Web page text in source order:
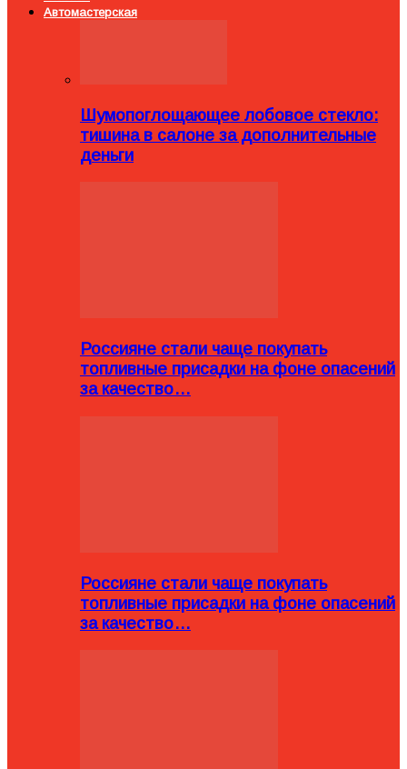
Автомастерская
Шумопоглощающее лобовое стекло:
тишина в салоне за дополнительные
деньги
Россияне стали чаще покупать
топливные присадки на фоне опасений
за качество…
Россияне стали чаще покупать
топливные присадки на фоне опасений
за качество…